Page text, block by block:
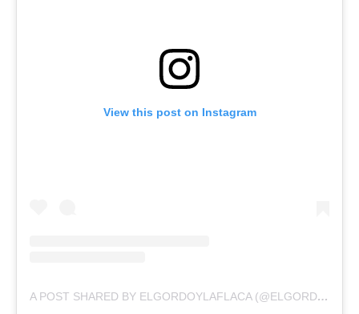
View this post on Instagram
A POST SHARED BY ELGORDOYLAFLACA (@ELGORDOYLAFLACA)